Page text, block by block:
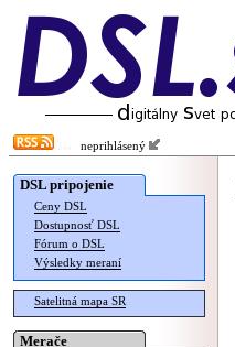
neprihlásený
DSL pripojenie
Ceny DSL
Dostupnosť DSL
Fórum o DSL
Výsledky meraní
Satelitná mapa SR
Merače